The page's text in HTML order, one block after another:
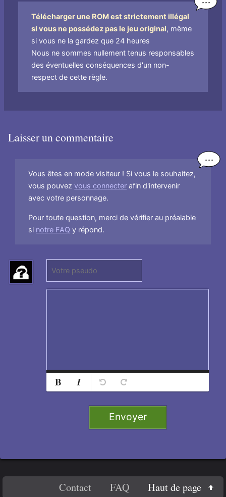
Télécharger une ROM est strictement illégal
si vous ne possédez pas le jeu original, même
si vous ne la gardez que 24 heures
Nous ne sommes nullement tenus responsables
des éventuelles conséquences d'un non-
respect de cette règle.
Laisser un commentaire
Vous êtes en mode visiteur ! Si vous le souhaitez,
vous pouvezvous connecter afin d'intervenir
avec votre personnage.
Pour toute question, merci de vérifier au préalable
si notre FAQ y répond.
c
Normal
Titre 1
Titre 2
Titre 4
Code
Ajouter
Envoyer
Contact FAQ Haut de page